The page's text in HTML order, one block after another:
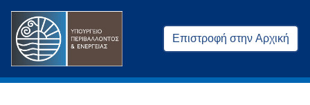
Επιστροφή στην Αρχική